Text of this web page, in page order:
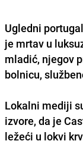
Ugledni
je mrtav u
mladić, njegov
bolnicu,
Lokalni mediji
izvore, da je
ležeći u lokvi